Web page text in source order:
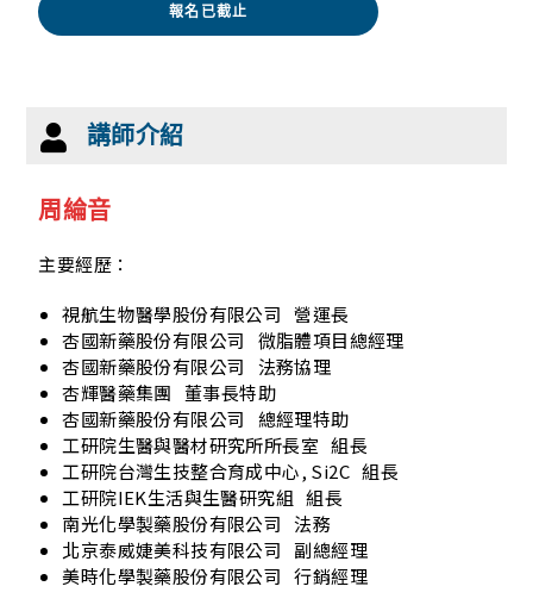
報名已截止
講師介紹
周綸音
主要經歷：
視航生物醫學股份有限公司 營運長
杏國新藥股份有限公司 微脂體項目總經理
杏國新藥股份有限公司 法務協理
杏輝醫藥集團 董事長特助
杏國新藥股份有限公司 總經理特助
工研院生醫與醫材研究所所長室 組長
工研院台灣生技整合育成中心, Si2C 組長
工研院IEK生活與生醫研究組 組長
南光化學製藥股份有限公司 法務
北京泰威婕美科技有限公司 副總經理
美時化學製藥股份有限公司 行銷經理